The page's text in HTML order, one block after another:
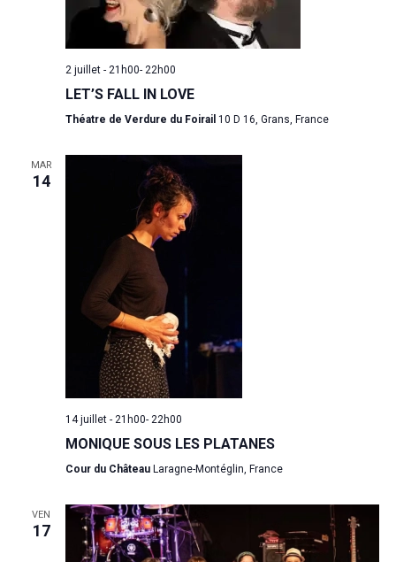
2 juillet - 21h00- 22h00
LET’S FALL IN LOVE
Théatre de Verdure du Foirail 10 D 16, Grans, France
MAR
14
14 juillet - 21h00- 22h00
MONIQUE SOUS LES PLATANES
Cour du Château Laragne-Montéglin, France
VEN
17